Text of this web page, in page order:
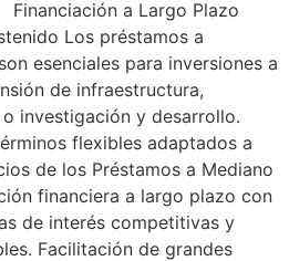
a Largo Plazo
Los préstamos a
esenciales para inversiones a
de infraestructura,
investigación y desarrollo.
flexibles adaptados a
de los Préstamos a Mediano
financiera a largo plazo con
de interés competitivas y
Facilitación de grandes